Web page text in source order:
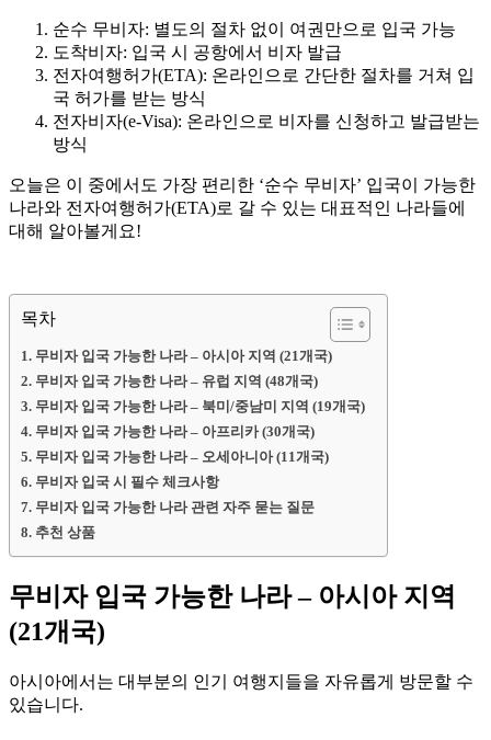
순수 무비자: 별도의 절차 없이 여권만으로 입국 가능
도착비자: 입국 시 공항에서 비자 발급
전자여행허가(ETA): 온라인으로 간단한 절차를 거쳐 입
국 허가를 받는 방식
전자비자(e-Visa): 온라인으로 비자를 신청하고 발급받는
방식
오늘은 이 중에서도 가장 편리한 ‘순수 무비자’ 입국이 가능한
나라와 전자여행허가(ETA)로 갈 수 있는 대표적인 나라들에
대해 알아볼게요!
목차
무비자 입국 가능한 나라 – 아시아 지역 (21개국)
무비자 입국 가능한 나라 – 유럽 지역 (48개국)
무비자 입국 가능한 나라 – 북미/중남미 지역 (19개국)
무비자 입국 가능한 나라 – 아프리카 (30개국)
무비자 입국 가능한 나라 – 오세아니아 (11개국)
무비자 입국 시 필수 체크사항
무비자 입국 가능한 나라 관련 자주 묻는 질문
추천 상품
무비자 입국 가능한 나라 – 아시아 지역
(21개국)
아시아에서는 대부분의 인기 여행지들을 자유롭게 방문할 수
있습니다.